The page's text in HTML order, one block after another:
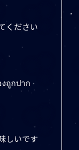
ください
ถูกปาก
しいです